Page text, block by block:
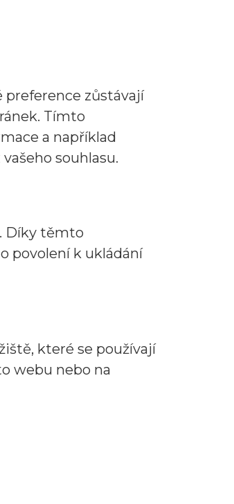
preference zůstávají
Tímto
a například
souhlasu.
Díky těmto
povolení k ukládání
které se používají
webu nebo na